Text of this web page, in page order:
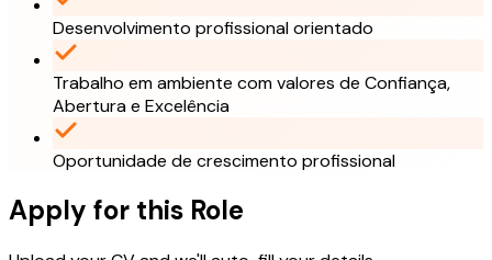
Desenvolvimento profissional orientado
Trabalho em ambiente com valores de Confiança,
Abertura e Excelência
Oportunidade de crescimento profissional
Apply for this Role